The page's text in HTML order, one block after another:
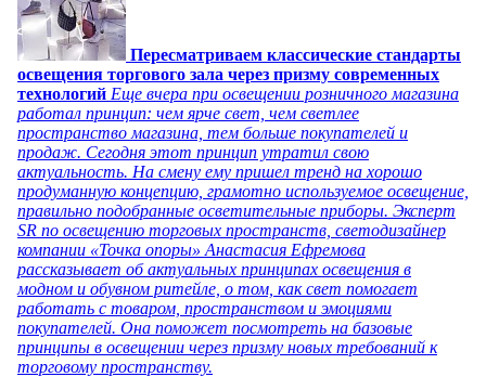
Пересматриваем классические стандарты
освещения торгового зала через призму современных
технологий Еще вчера при освещении розничного магазина
работал принцип: чем ярче свет, чем светлее
пространство магазина, тем больше покупателей и
продаж. Сегодня этот принцип утратил свою
актуальность. На смену ему пришел тренд на хорошо
продуманную концепцию, грамотно используемое освещение,
правильно подобранные осветительные приборы. Эксперт
SR по освещению торговых пространств, светодизайнер
компании «Точка опоры» Анастасия Ефремова
рассказывает об актуальных принципах освещения в
модном и обувном ритейле, о том, как свет помогает
работать с товаром, пространством и эмоциями
покупателей. Она поможет посмотреть на базовые
принципы в освещении через призму новых требований к
торговому пространству.